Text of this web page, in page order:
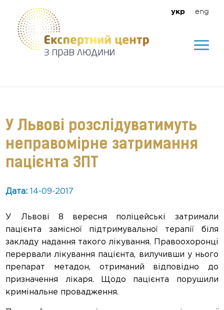
укр eng
У Львові розслідуватимуть
неправомірне затримання
пацієнта ЗПТ
Дата: 14-09-2017
У Львові 8 вересня поліцейські затримали
пацієнта замісної підтримувальної терапії біля
закладу надання такого лікування. Правоохоронці
перервали лікування пацієнта, вилучивши у нього
препарат метадон, отриманий відповідно до
призначення лікаря. Щодо пацієнта порушили
кримінальне провадження.